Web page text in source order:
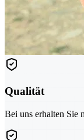
Qualität
Bei uns erhalten Sie